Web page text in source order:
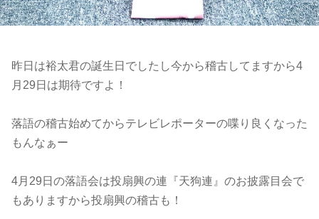
昨日は裕太君の誕生日でしたし今から稽古してますから4
月29日は期待ですよ！
落語の稽古始めてからテレビレポーターの喋り良くなった
もんなぁー
4月29日の落語会は投扇興の連『天狗連』のお披露目会で
もありますから投扇興の稽古も！